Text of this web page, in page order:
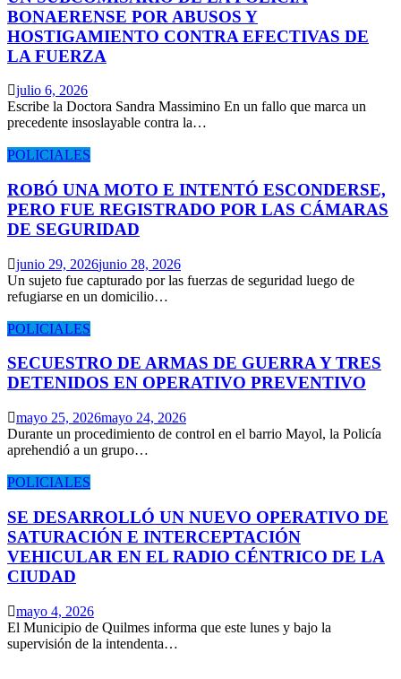
BONAERENSE POR ABUSOS Y
HOSTIGAMIENTO CONTRA EFECTIVAS DE
LA FUERZA
julio 6, 2026
Escribe la Doctora Sandra Massimino En un fallo que marca un
precedente insoslayable contra la…
POLICIALES
ROBÓ UNA MOTO E INTENTÓ ESCONDERSE,
PERO FUE REGISTRADO POR LAS CÁMARAS
DE SEGURIDAD
junio 29, 2026junio 28, 2026
Un sujeto fue capturado por las fuerzas de seguridad luego de
refugiarse en un domicilio…
POLICIALES
SECUESTRO DE ARMAS DE GUERRA Y TRES
DETENIDOS EN OPERATIVO PREVENTIVO
mayo 25, 2026mayo 24, 2026
Durante un procedimiento de control en el barrio Mayol, la Policía
aprehendió a un grupo…
POLICIALES
SE DESARROLLÓ UN NUEVO OPERATIVO DE
SATURACIÓN E INTERCEPTACIÓN
VEHICULAR EN EL RADIO CÉNTRICO DE LA
CIUDAD
mayo 4, 2026
El Municipio de Quilmes informa que este lunes y bajo la
supervisión de la intendenta…